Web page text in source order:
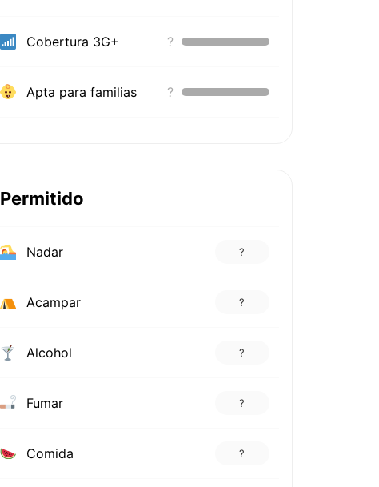
Cobertura 3G+ ?
Apta para familias ?
Permitido
Nadar ?
Acampar ?
Alcohol ?
Fumar ?
Comida ?